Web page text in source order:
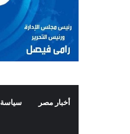
أخبار مصر سياسة